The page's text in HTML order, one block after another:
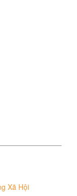
Xã Hội